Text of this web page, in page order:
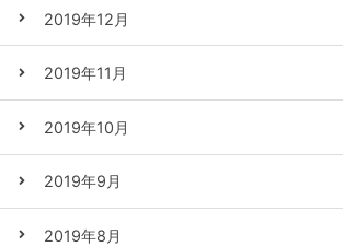
2019年12月
2019年11月
2019年10月
2019年9月
2019年8月